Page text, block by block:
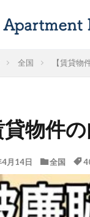
全国 【賃貸物
貸物件
月14日 全国